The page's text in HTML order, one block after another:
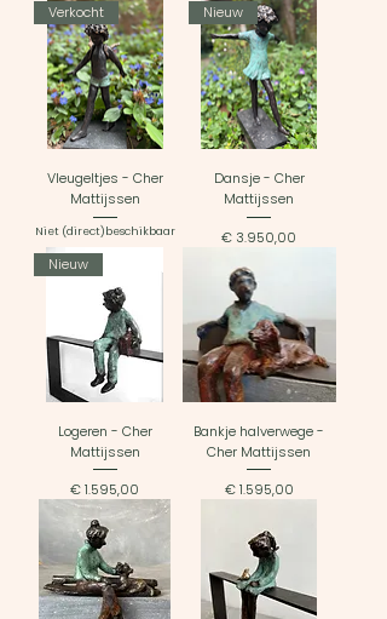
Verkocht
Vleugeltjes - Cher
Mattijssen
Niet (direct)beschikbaar
Nieuw
Dansje - Cher
Mattijssen
Prijs
€ 3.950,00
Nieuw
Logeren - Cher
Mattijssen
Prijs
€ 1.595,00
Bankje halverwege -
Cher Mattijssen
Prijs
€ 1.595,00